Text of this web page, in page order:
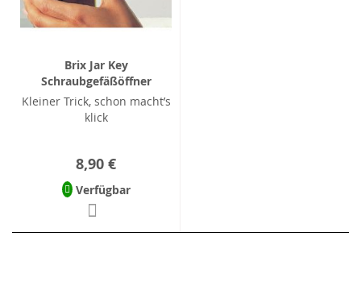
Brix Jar Key
Schraubgefäßöffner
Kleiner Trick, schon macht’s
klick
8,90 €
Verfügbar